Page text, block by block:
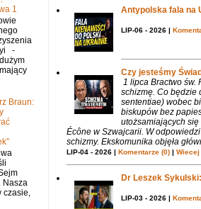
Antypolska fala na
LIP-06 - 2026 |
Czy jesteśmy
1 lipca Bractwo św.
schizmę. Co będzie
sententiae) wobec
biskupów bez
utożsamiających się
Écône w Szwajcarii. W
schizmy. Ekskomunika objęła
LIP-04 - 2026 | Komentarze (0)| Wiecej
Dr Leszek
LIP-03 - 2026 |
1
-
Braun:
Nasza
czasie,